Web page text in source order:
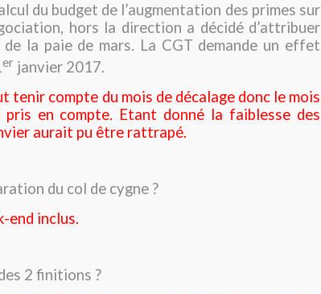
du budget de l’augmentation des primes sur
hors la direction a décidé d’attribuer
la paie de mars. La CGT demande un effet
er janvier 2017.
tenir compte du mois de décalage donc le mois
en compte. Etant donné la faiblesse des
aurait pu être rattrapé.
du col de cygne ?
end inclus.
2 finitions ?